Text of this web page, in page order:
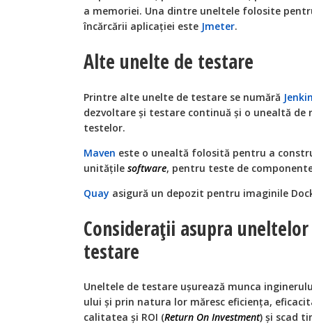
a memoriei. Una dintre uneltele folosite
încărcării aplicației este Jmeter.
Alte unelte de testare
Printre alte unelte de testare se numără
dezvoltare şi testare continuă şi o unealtă
testelor.
Maven este o unealtă folosită pentru a
unităţile software, pentru teste de
Quay asigură un depozit pentru imaginile
Consideraţii asupra
testare
Uneltele de testare uşurează munca
ului şi prin natura lor măresc eficienţa,
calitatea şi ROI (Return On Investment) şi scad